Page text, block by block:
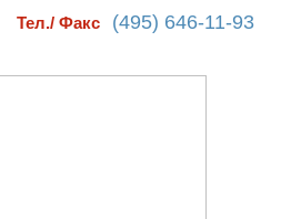
Тел./ Факс (495) 646-11-93